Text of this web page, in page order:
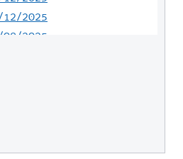
2025
2025
2025
2025
2024
2023
03/2023